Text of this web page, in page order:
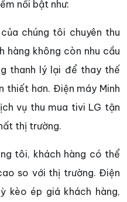
nổi bật như:
chúng tôi chuyên thu
hàng không còn nhu cầu
thanh lý lại để thay thế
thiết hơn. Điện máy Minh
vụ thu mua tivi LG tận
thị trường.
tôi, khách hàng có thể
so với thị trường. Điện
kèo ép giá khách hàng,